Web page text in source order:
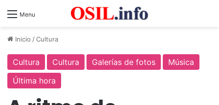
Menu
Inicio /Cultura
Cultura Cultura Galerías de fotos
Música
Última hora